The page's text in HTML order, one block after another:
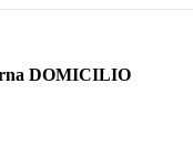
DOMICILIO